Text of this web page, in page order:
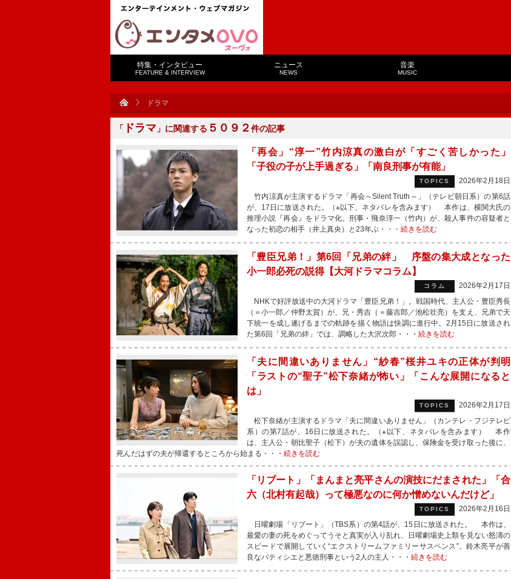
特集・インタビュー
FEATURE & INTERVIEW
ニュース
NEWS
音楽
MUSIC
ドラマ
「 ドラマ 」に関連する ５０９２件の記事
「再会」“淳一”竹内涼真の激白が「すごく苦しかった」
「子役の子が上手過ぎる」「南良刑事が有能」
TOPICS
2026年2月18日
竹内涼真が主演するドラマ「再会～Silent Truth～」（テレビ朝日系）の第6話
が、17日に放送された。（※以下、ネタバレを含みます） 本作は、横関大氏の
推理小説『再会』をドラマ化。刑事・飛奈淳一（竹内）が、殺人事件の容疑者と
なった初恋の相手（井上真央）と23年ぶ・・・ 続きを読む
「豊臣兄弟！」第6回「兄弟の絆」 序盤の集大成となった
小一郎必死の説得【大河ドラマコラム】
コラム
2026年2月17日
NHKで好評放送中の大河ドラマ「豊臣兄弟！」。戦国時代、主人公・豊臣秀長
（＝小一郎／仲野太賀）が、兄・秀吉（＝藤吉郎／池松壮亮）を支え、兄弟で天
下統一を成し遂げるまでの軌跡を描く物語は快調に進行中。2月15日に放送され
た第6回「兄弟の絆」では、調略した大沢次郎・・・ 続きを読む
「夫に間違いありません」“紗春”桜井ユキの正体が判明
「ラストの“聖子”松下奈緒が怖い」「こんな展開になると
は」
TOPICS
2026年2月17日
松下奈緒が主演するドラマ「夫に間違いありません」（カンテレ・フジテレビ
系）の第7話が、16日に放送された。（※以下、ネタバレを含みます） 本作
は、主人公・朝比聖子（松下）が夫の遺体を誤認し、保険金を受け取った後に、
死んだはずの夫が帰還するところから始まる・・・ 続きを読む
「リブート」「まんまと亮平さんの演技にだまされた」「合
六（北村有起哉）って極悪なのに何か憎めないんだけど」
TOPICS
2026年2月16日
日曜劇場「リブート」（TBS系）の第4話が、15日に放送された。 本作は、
最愛の妻の死をめぐってうそと真実が入り乱れ、日曜劇場史上類を見ない怒濤の
スピードで展開していく“エクストリームファミリーサスペンス”。鈴木亮平が善
良なパティシエと悪徳刑事という2人の主人・・・ 続きを読む